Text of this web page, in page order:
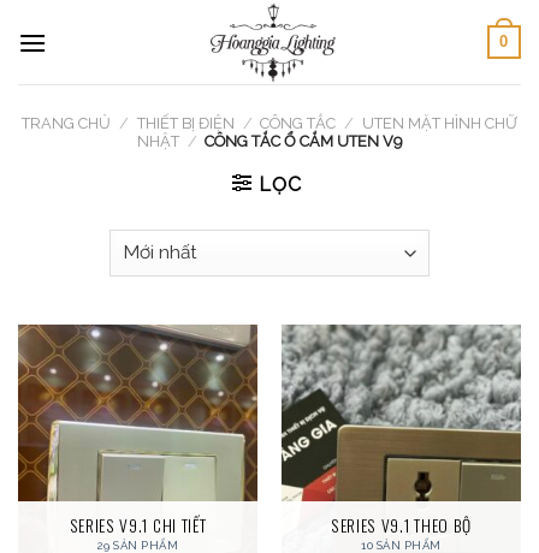
0
TRANG CHỦ / THIẾT BỊ ĐIỆN / CÔNG TẮC / UTEN MẶT HÌNH CHỮ
NHẬT / CÔNG TẮC Ổ CẮM UTEN V9
LỌC
SERIES V9.1 CHI TIẾT
29 SẢN PHẨM
SERIES V9.1 THEO BỘ
10 SẢN PHẨM